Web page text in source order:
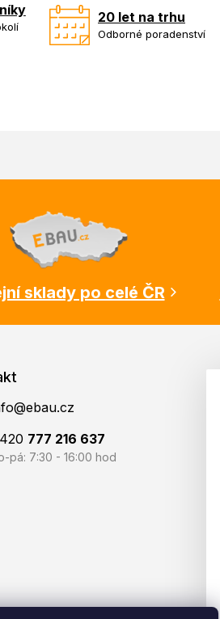
20 let na trhu
Odborné poradenství
sklady po celé ČR
777 216 637
pá: 7:30 - 16:00 hod